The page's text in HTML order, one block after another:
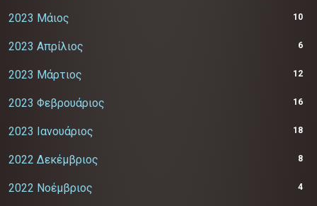
2023 Μάιος 10
2023 Απρίλιος 6
2023 Μάρτιος 12
2023 Φεβρουάριος 16
2023 Ιανουάριος 18
2022 Δεκέμβριος 8
2022 Νοέμβριος 4